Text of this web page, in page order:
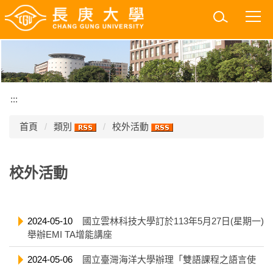
跳
到
容
:::
首頁 類別 校外活動
校外活動
2024-05-10
國立雲林科技大學訂於113年5月27日(星期一)
舉辦EMI TA增能講座
2024-05-06
國立臺灣海洋大學辦理「雙語課程之語言使